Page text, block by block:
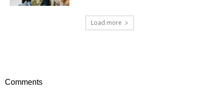
Load more
Comments